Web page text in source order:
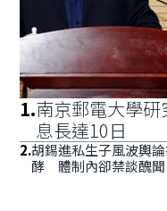
1.南京郵電大學
息長達10日
2.胡錫進私生子風波輿
酵 體制內卻禁談醜聞